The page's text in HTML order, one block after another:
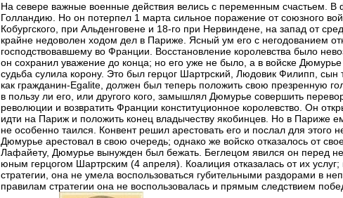
На севере важные военные действия велись с переменным счастьем.
Голландию. Но он потерпел 1 марта сильное поражение от союзного
Кобургского, при Альденговене и 18-го при Нервиндене, на запад от
крайне недоволен ходом дел в Париже. Ясный ум его с негодованием
господствовавшему во Франции. Восстановление королевства было
он сохранил уважение до конца; но его уже не было, а в войске
судьба сулила корону. Это был герцог Шартрский, Людовик Филипп, сын
как гражданин-Egalite, должен был теперь положить свою презренную
в пользу ли его, или другого кого, замышлял Дюмурье совершить
революции и возвратить Франции конституционное королевство. Он
идти на Париж и положить конец владычеству якобинцев. Но в Париже
не особенно таился. Конвент решил арестовать его и послал для этого
Дюмурье арестовал в свою очередь; однако же войско отказалось от
Лафайету, Дюмурье вынужден был бежать. Беглецом явился он перед
юным герцогом Шартрским (4 апреля). Коалиция отказалась от их
стратегии, она не умела воспользоваться губительными раздорами в
правилам стратегии она не воспользовалась и прямым следствием